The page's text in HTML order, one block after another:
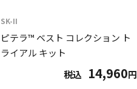
SK-II
ピテラ™ ベスト コレクション ト
ライアル キット
税込
14,960円